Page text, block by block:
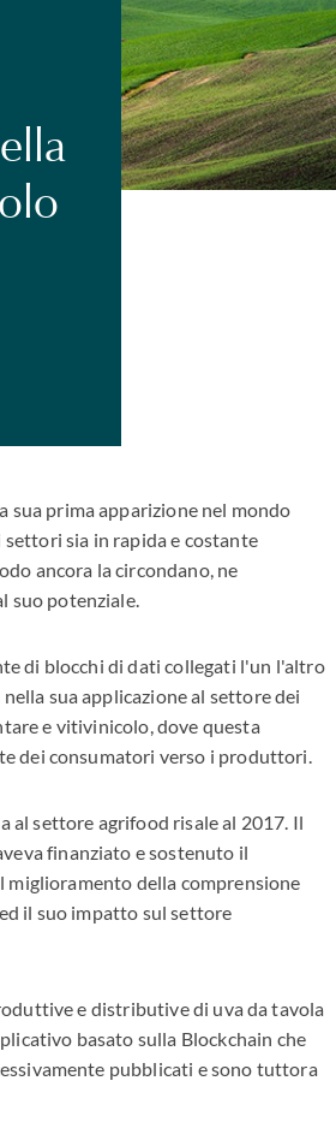
sua prima apparizione nel mondo
sia in rapida e costante
ancora la circondano, ne
suo potenziale.
di blocchi di dati collegati l'un l'altro
sua applicazione al settore dei
e vitivinicolo, dove questa
dei consumatori verso i produttori.
al settore agrifood risale al 2017. Il
finanziato e sostenuto il
miglioramento della comprensione
il suo impatto sul settore
e distributive di uva da tavola
basato sulla Blockchain che
pubblicati e sono tuttora